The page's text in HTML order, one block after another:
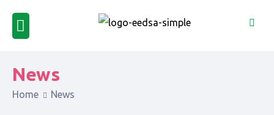
News
Home News